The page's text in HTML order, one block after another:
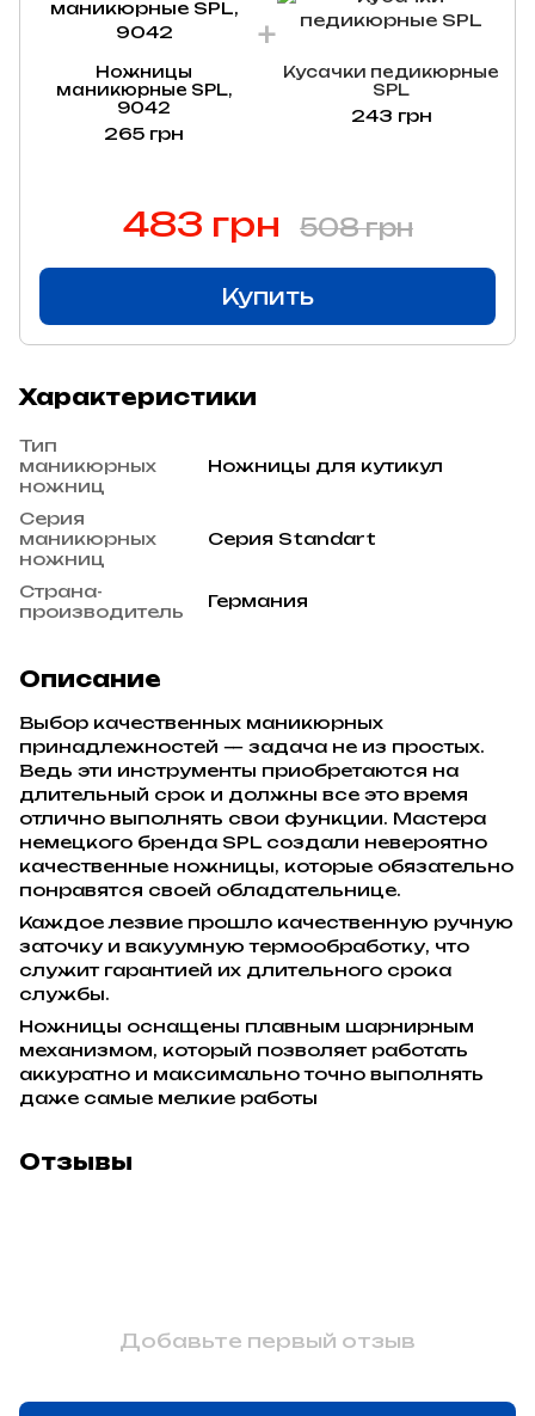
Ножницы
маникюрные SPL,
9042
265 грн
Кусачки педикюрные
SPL
243 грн
483 грн 508 грн
Купить
Характеристики
Тип
маникюрных
ножниц
Ножницы для кутикул
Серия
маникюрных
ножниц
Серия Standart
Страна-
производитель
Германия
Описание
Выбор качественных маникюрных
принадлежностей — задача не из простых.
Ведь эти инструменты приобретаются на
длительный срок и должны все это время
отлично выполнять свои функции. Мастера
немецкого бренда SPL создали невероятно
качественные ножницы, которые обязательно
понравятся своей обладательнице.
Каждое лезвие прошло качественную ручную
заточку и вакуумную термообработку, что
служит гарантией их длительного срока
службы.
Ножницы оснащены плавным шарнирным
механизмом, который позволяет работать
аккуратно и максимально точно выполнять
даже самые мелкие работы
Отзывы
Добавьте первый отзыв